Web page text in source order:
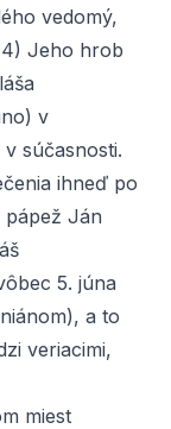
vedomý,
Jeho hrob
v
súčasnosti.
ihneď po
Ján
5. júna
a to
veriacimi,
miest